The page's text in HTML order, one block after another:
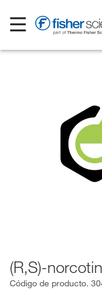
(R,S)-
Código de producto.